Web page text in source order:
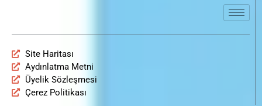
Site Haritası
Aydınlatma Metni
Üyelik Sözleşmesi
Çerez Politikası